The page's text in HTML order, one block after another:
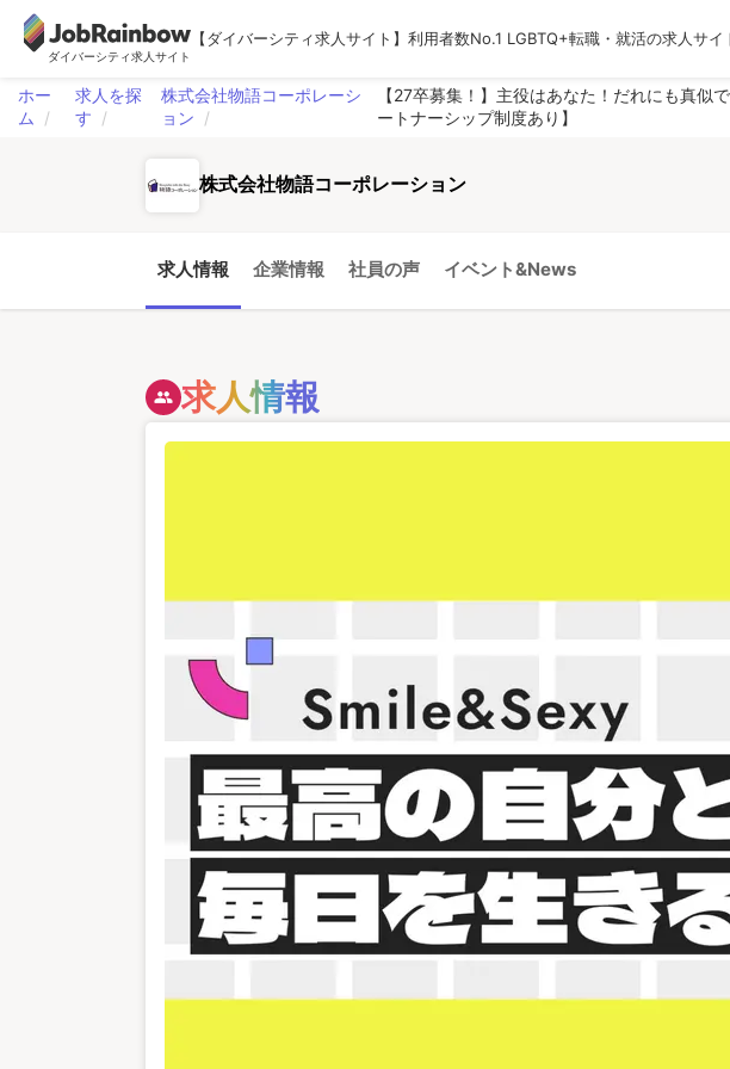
ダイバーシティ求人サイト
【ダイバーシティ求人サイト】利用者数No.1 LGBTQ+転職・就活の求人サイ
ホー
ム
求人を探
す
株式会社物語コーポレーシ
ョン
【27卒募集！】主役はあなた！だれにも真
ートナーシップ制度あり】
株式会社物語コーポレーション
求人情報 企業情報 社員の声 イベント&News
people 求人情報